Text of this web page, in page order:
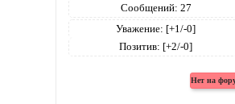
Сообщений: 27
Уважение: [+1/-0]
Позитив: [+2/-0]